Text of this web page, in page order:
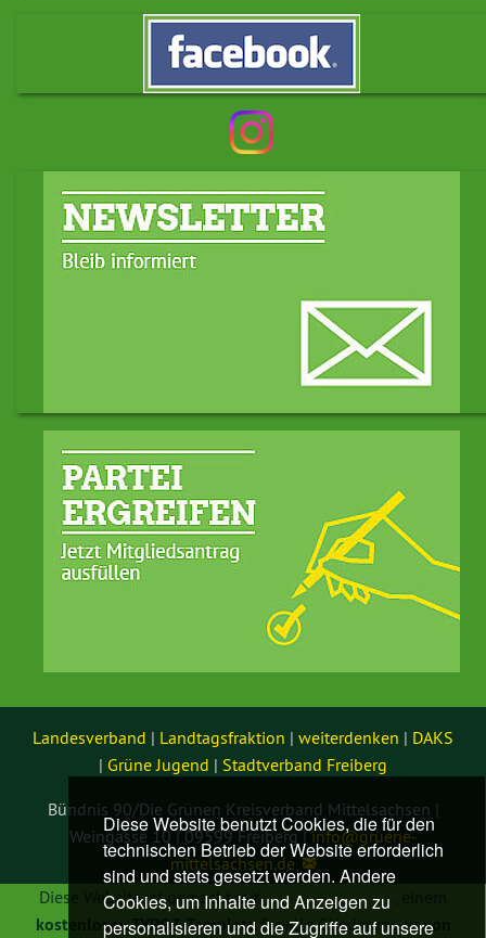
Diese Website benutzt Cookies, die für den
technischen Betrieb der Website erforderlich
sind und stets gesetzt werden. Andere
Cookies, um Inhalte und Anzeigen zu
personalisieren und die Zugriffe auf unsere
Landesverband | Landtagsfraktion | weiterdenken | DAKS
| Grüne Jugend | Stadtverband Freiberg
Bündnis 90/Die Grünen Kreisverband Mittelsachsen |
Weingasse 10 | 09599 Freiberg |info@gruene-
mittelsachsen.de
Diese Website ist gemacht mitTYPO3 GRÜNE
kostenlosen TYPO3-Template für alle Gliederungenvon